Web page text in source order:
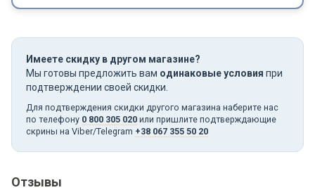
Имеете скидку в другом магазине?
Мы готовы предложить вам одинаковые условия при
подтверждении своей скидки.
Для подтверждения скидки другого магазина наберите нас
по телефону 0 800 305 020 или пришлите подтверждающие
скрины на Viber/Telegram +38 067 355 50 20
Отзывы